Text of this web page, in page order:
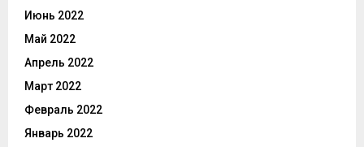
Июнь 2022
Май 2022
Апрель 2022
Март 2022
Февраль 2022
Январь 2022